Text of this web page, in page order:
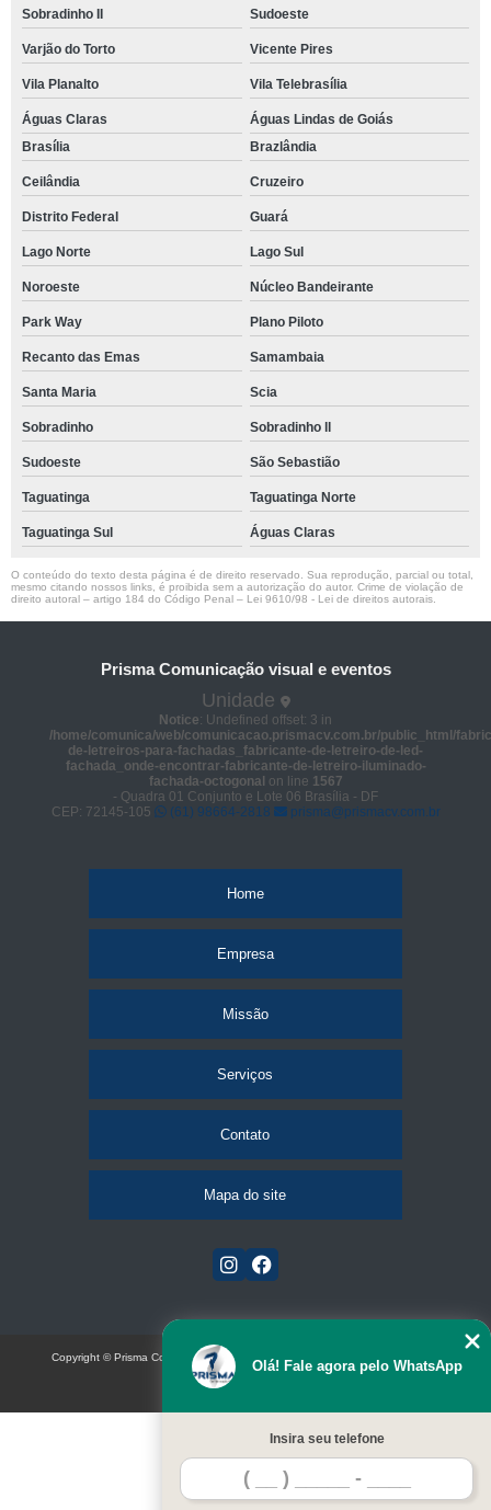
Sobradinho II Sudoeste
Varjão do Torto Vicente Pires
Vila Planalto Vila Telebrasília
Águas Claras
Águas Lindas de Goiás
Brasília
Brazlândia
Ceilândia Cruzeiro
Distrito Federal Guará
Lago Norte Lago Sul
Noroeste Núcleo Bandeirante
Park Way Plano Piloto
Recanto das Emas Samambaia
Santa Maria Scia
Sobradinho Sobradinho ll
Sudoeste São Sebastião
Taguatinga Taguatinga Norte
Taguatinga Sul Águas Claras
O conteúdo do texto desta página é de direito reservado. Sua reprodução, parcial ou total,
mesmo citando nossos links, é proibida sem a autorização do autor. Crime de violação de
direito autoral – artigo 184 do Código Penal – Lei 9610/98 - Lei de direitos autorais
Prisma Comunicação visual e eventos
Unidade
Notice: Undefined offset: 3 in
/home/comunica/web/comunicacao.prismacv.com.br/public_html/
de-letreiros-para-fachadas_fabricante-de-letreiro-de-led-
fachada_onde-encontrar-fabricante-de-letreiro-iluminado-
fachada-octogonal on line 1567
- Quadra 01 Conjunto e Lote 06 Brasília - DF
CEP: 72145-105
(61) 98664-2818 prisma@prismacv.com.br
Home
Empresa
Missão
Serviços
Contato
Mapa do site
Olá! Fale agora pelo WhatsApp
Insira seu telefone
Copyright © Prisma Comunicação visual e eventos (Lei 9610 de 19/02/1998)
W3C